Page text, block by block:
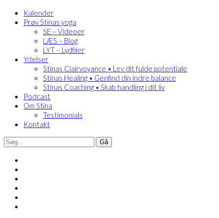
Kalender
Prøv Stinas yoga
SE – Videoer
LÆS – Blog
LYT – Lydfiler
Ydelser
Stinas Clairvoyance • Lev dit fulde potentiale
Stinas Healing • Genfind din indre balance
Stinas Coaching • Skab handling i dit liv
Podcast
Om Stina
Testimonials
Kontakt